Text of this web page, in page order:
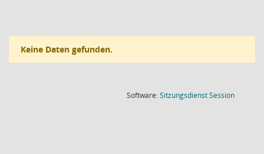
Keine Daten gefunden.
Software:SitzungsdienstSession(Wird in